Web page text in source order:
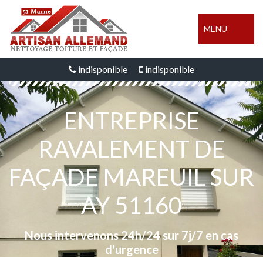
MENU
indisponible indisponible
ENTREPRISE
RAVALEMENT DE
FAÇADE MAREUIL SUR
AY 51160
Nous intervenons 24h/24 sur 7j/7 en cas
d'urgence